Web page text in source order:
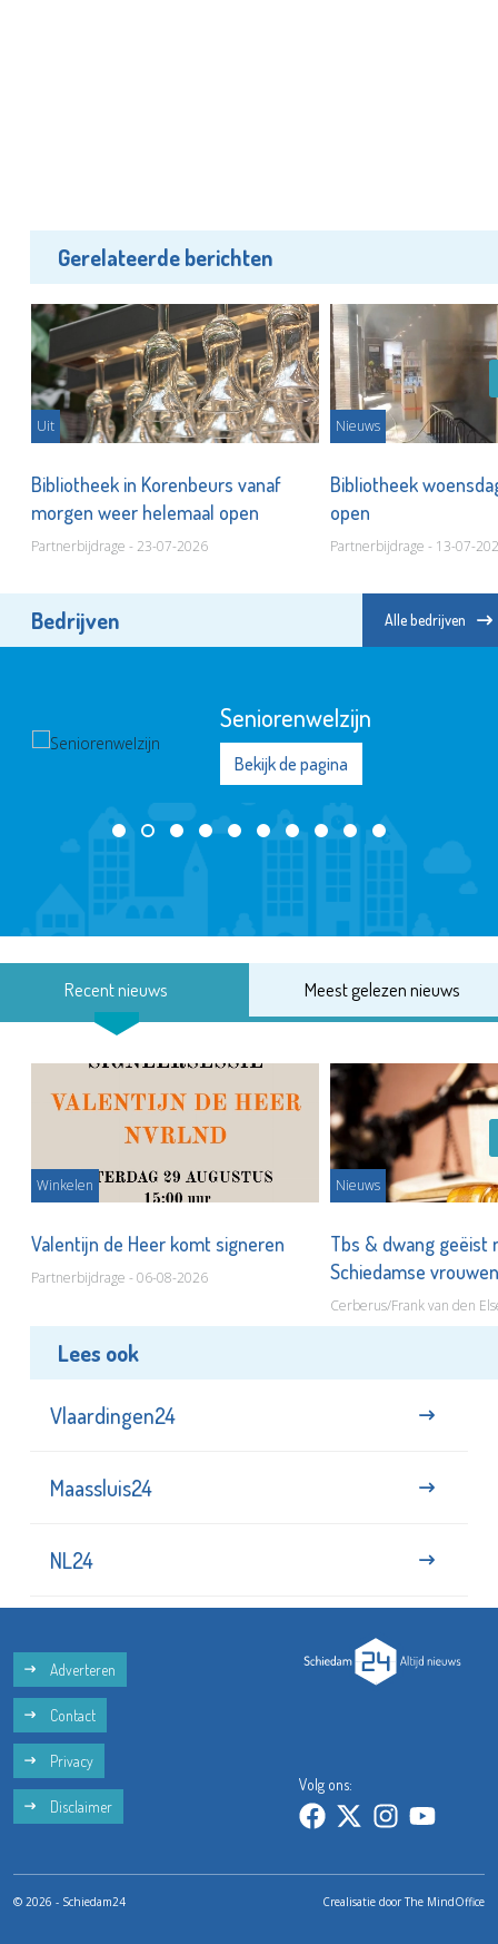
Gerelateerde berichten
Uit
Bibliotheek in Korenbeurs vanaf
morgen weer helemaal open
Partnerbijdrage - 23-07-2026
Nieuws
Bibliotheek
open
Partnerbijdrage - 13-07-
Bedrijven Alle bedrijven
Seniorenwelzijn
Bekijk de pagina
Recent nieuws Meest gelezen nieuws
Winkelen
Valentijn de Heer komt signeren
Partnerbijdrage - 06-08-2026
Nieuws
Tbs & dwang geëist
Schiedamse
Cerberus/Frank van den
Lees ook
Vlaardingen24
Maassluis24
NL24
Adverteren
Contact
Privacy
Disclaimer
Volg ons:
© 2026 - Schiedam24 Crealisatie doorThe MindOffice